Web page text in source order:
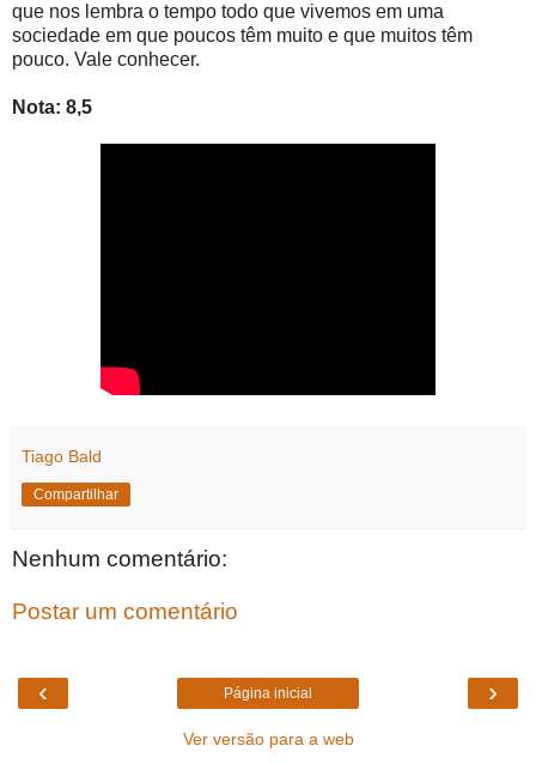
que nos lembra o tempo todo que vivemos em uma
sociedade em que poucos têm muito e que muitos têm
pouco. Vale conhecer.
Nota: 8,5
Tiago Bald
Compartilhar
Nenhum comentário:
Postar um comentário
‹ ›
Página inicial
Ver versão para a web